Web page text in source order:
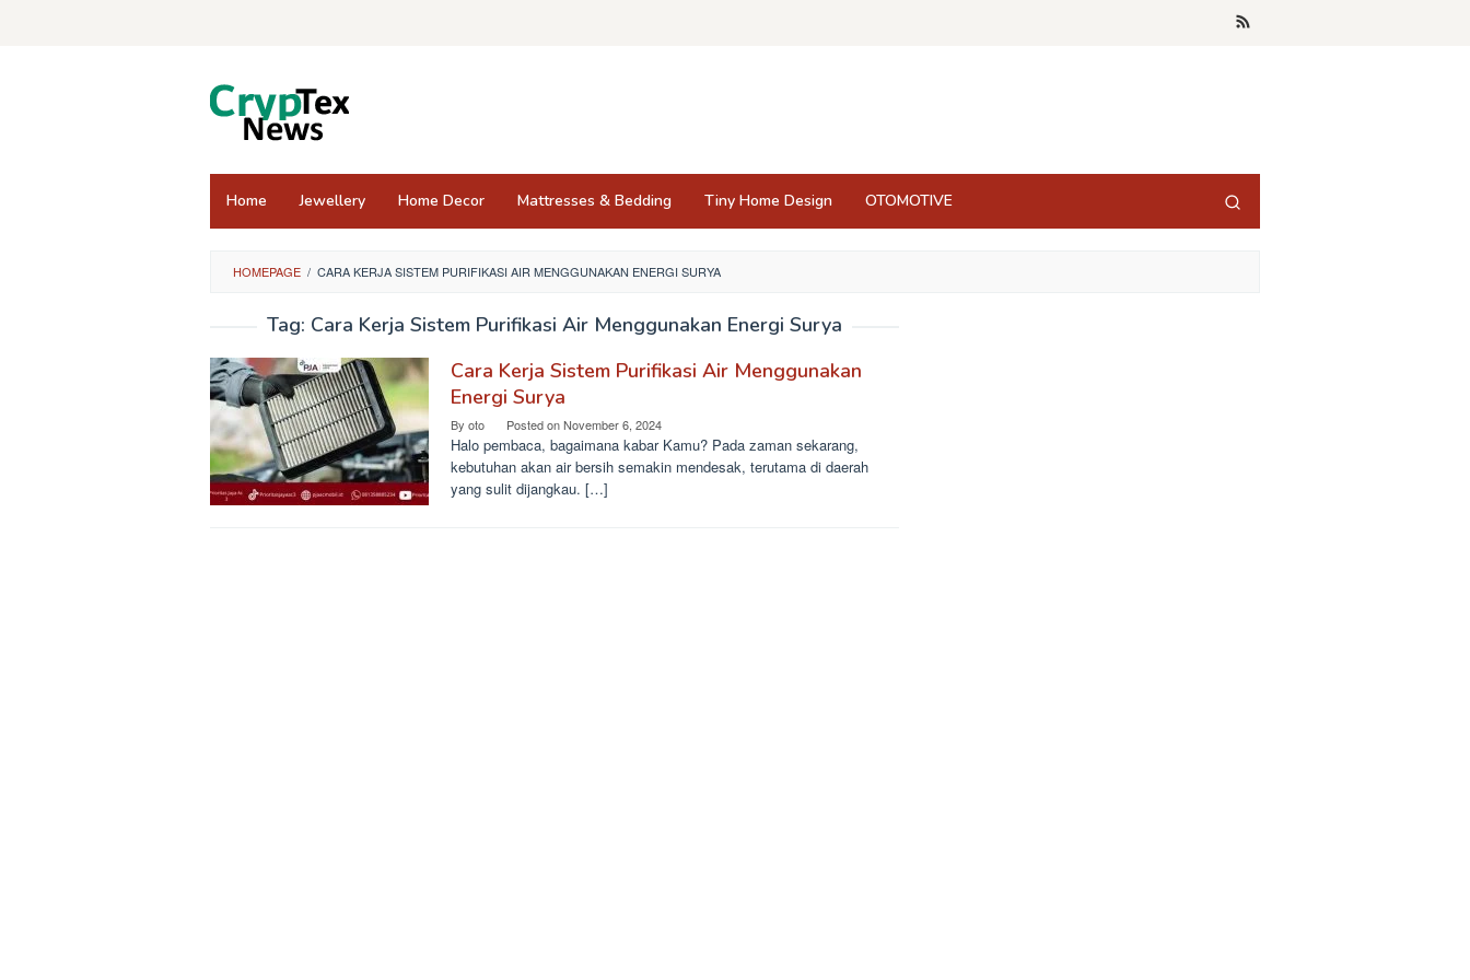
Home Jewellery Home Decor Mattresses & Bedding Tiny Home Design OTOMOTIVE
HOMEPAGE / CARA KERJA SISTEM PURIFIKASI AIR MENGGUNAKAN ENERGI SURYA
Tag: Cara Kerja Sistem Purifikasi Air Menggunakan Energi Surya
Cara Kerja Sistem Purifikasi Air Menggunakan
Energi Surya
By oto Posted onNovember 6, 2024
Halo pembaca, bagaimana kabar Kamu? Pada zaman sekarang,
kebutuhan akan air bersih semakin mendesak, terutama di daerah
yang sulit dijangkau. […]